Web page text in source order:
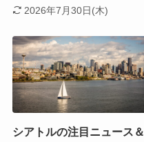
2026年7月30日(木)
シアトルの注目ニュース＆